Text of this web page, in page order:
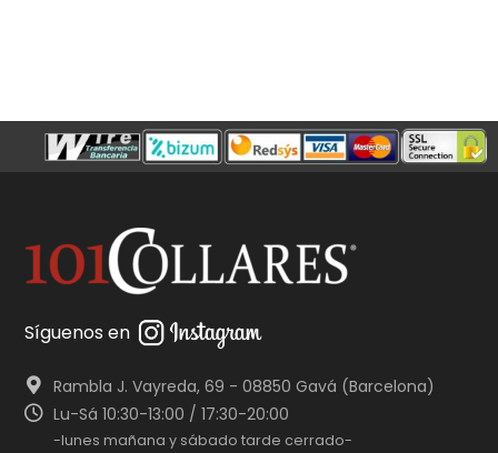
Síguenos en
Rambla J. Vayreda, 69 - 08850 Gavá (Barcelona)
Lu-Sá 10:30-13:00 / 17:30-20:00
-lunes mañana y sábado tarde cerrado-